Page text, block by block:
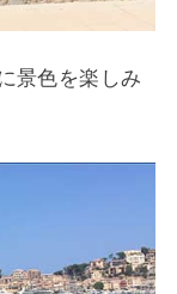
景色を楽しみ